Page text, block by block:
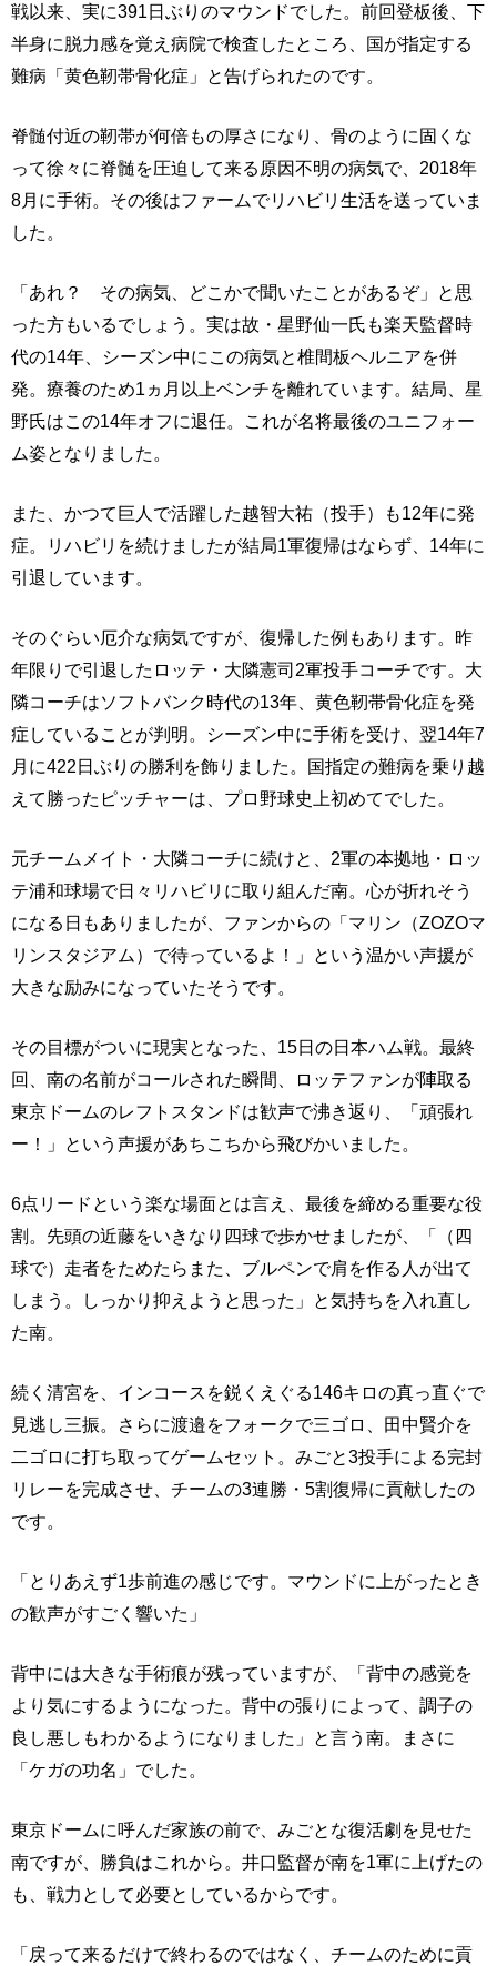
戦以来、実に391日ぶりのマウンドでした。前回登板後、下
半身に脱力感を覚え病院で検査したところ、国が指定する
難病「黄色靭帯骨化症」と告げられたのです。
脊髄付近の靭帯が何倍もの厚さになり、骨のように固くな
って徐々に脊髄を圧迫して来る原因不明の病気で、2018年
8月に手術。その後はファームでリハビリ生活を送っていま
した。
「あれ？ その病気、どこかで聞いたことがあるぞ」と思
った方もいるでしょう。実は故・星野仙一氏も楽天監督時
代の14年、シーズン中にこの病気と椎間板ヘルニアを併
発。療養のため1ヵ月以上ベンチを離れています。結局、星
野氏はこの14年オフに退任。これが名将最後のユニフォー
ム姿となりました。
また、かつて巨人で活躍した越智大祐（投手）も12年に発
症。リハビリを続けましたが結局1軍復帰はならず、14年に
引退しています。
そのぐらい厄介な病気ですが、復帰した例もあります。昨
年限りで引退したロッテ・大隣憲司2軍投手コーチです。大
隣コーチはソフトバンク時代の13年、黄色靭帯骨化症を発
症していることが判明。シーズン中に手術を受け、翌14年7
月に422日ぶりの勝利を飾りました。国指定の難病を乗り越
えて勝ったピッチャーは、プロ野球史上初めてでした。
元チームメイト・大隣コーチに続けと、2軍の本拠地・ロッ
テ浦和球場で日々リハビリに取り組んだ南。心が折れそう
になる日もありましたが、ファンからの「マリン（ZOZOマ
リンスタジアム）で待っているよ！」という温かい声援が
大きな励みになっていたそうです。
その目標がついに現実となった、15日の日本ハム戦。最終
回、南の名前がコールされた瞬間、ロッテファンが陣取る
東京ドームのレフトスタンドは歓声で沸き返り、「頑張れ
ー！」という声援があちこちから飛びかいました。
6点リードという楽な場面とは言え、最後を締める重要な役
割。先頭の近藤をいきなり四球で歩かせましたが、「（四
球で）走者をためたらまた、ブルペンで肩を作る人が出て
しまう。しっかり抑えようと思った」と気持ちを入れ直し
た南。
続く清宮を、インコースを鋭くえぐる146キロの真っ直ぐで
見逃し三振。さらに渡邉をフォークで三ゴロ、田中賢介を
二ゴロに打ち取ってゲームセット。みごと3投手による完封
リレーを完成させ、チームの3連勝・5割復帰に貢献したの
です。
「とりあえず1歩前進の感じです。マウンドに上がったとき
の歓声がすごく響いた」
背中には大きな手術痕が残っていますが、「背中の感覚を
より気にするようになった。背中の張りによって、調子の
良し悪しもわかるようになりました」と言う南。まさに
「ケガの功名」でした。
東京ドームに呼んだ家族の前で、みごとな復活劇を見せた
南ですが、勝負はこれから。井口監督が南を1軍に上げたの
も、戦力として必要としているからです。
「戻って来るだけで終わるのではなく、チームのために貢